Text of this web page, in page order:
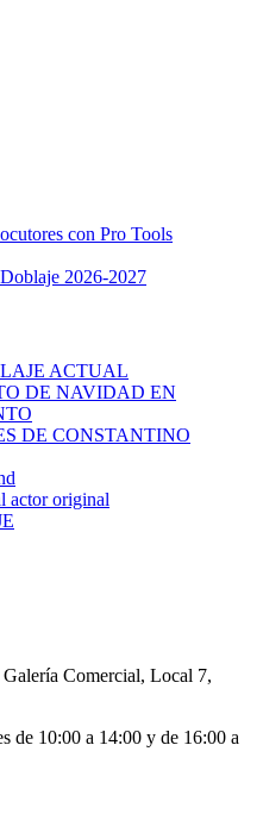
con Pro Tools
2026-2027
ACTUAL
DE NAVIDAD EN
DE CONSTANTINO
actor original
Comercial, Local 7,
de 10:00 a 14:00 y de 16:00 a